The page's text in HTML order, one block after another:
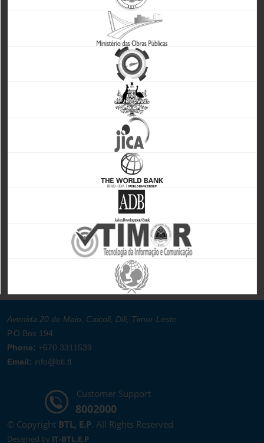
Avenida 20 de Maio, Caicoli, Dili, Timor-Leste
P.O.Box 194.
Phone: +670 3311539
Email: info@btl.tl
Customer Support
8002000
© Copyright BTL, E.P. All Rights Reserved
Designed by IT-BTL,E.P